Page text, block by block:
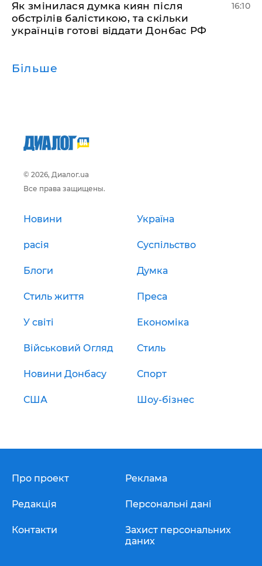
Як змінилася думка киян після
обстрілів балістикою, та скільки
українців готові віддати Донбас РФ
16:10
Більше
© 2026, Диалог.ua
Все права защищены.
Новини Україна
расія Суспільство
Блоги Думка
Стиль життя Преса
У світі Економіка
Військовий Огляд Стиль
Новини Донбасу Спорт
США Шоу-бізнес
Про проект
Редакція
Контакти
Реклама
Персональні дані
Захист персональних
даних